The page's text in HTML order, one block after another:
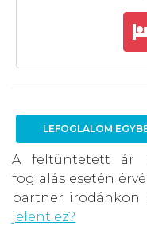
LEFOGLALOM
A feltüntetett ár
foglalás esetén
partner irodánkon
jelent ez?